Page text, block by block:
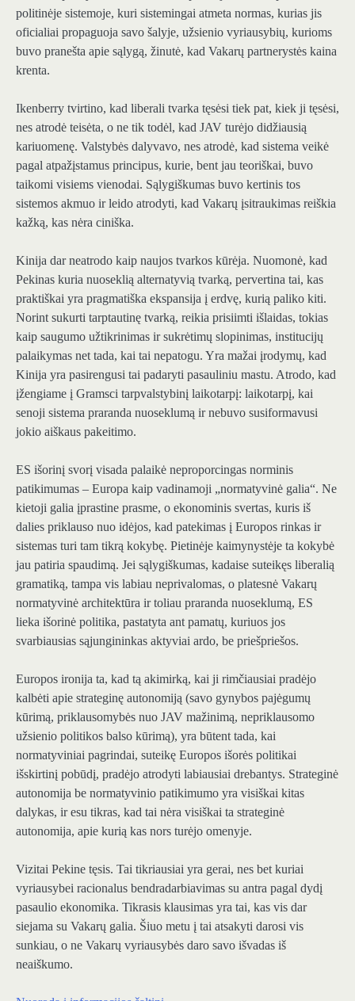
politinėje sistemoje, kuri sistemingai atmeta normas, kurias jis
oficialiai propaguoja savo šalyje, užsienio vyriausybių, kurioms
buvo pranešta apie sąlygą, žinutė, kad Vakarų partnerystės kaina
krenta.
Ikenberry tvirtino, kad liberali tvarka tęsėsi tiek pat, kiek ji tęsėsi,
nes atrodė teisėta, o ne tik todėl, kad JAV turėjo didžiausią
kariuomenę. Valstybės dalyvavo, nes atrodė, kad sistema veikė
pagal atpažįstamus principus, kurie, bent jau teoriškai, buvo
taikomi visiems vienodai. Sąlygiškumas buvo kertinis tos
sistemos akmuo ir leido atrodyti, kad Vakarų įsitraukimas reiškia
kažką, kas nėra ciniška.
Kinija dar neatrodo kaip naujos tvarkos kūrėja. Nuomonė, kad
Pekinas kuria nuoseklią alternatyvią tvarką, pervertina tai, kas
praktiškai yra pragmatiška ekspansija į erdvę, kurią paliko kiti.
Norint sukurti tarptautinę tvarką, reikia prisiimti išlaidas, tokias
kaip saugumo užtikrinimas ir sukrėtimų slopinimas, institucijų
palaikymas net tada, kai tai nepatogu. Yra mažai įrodymų, kad
Kinija yra pasirengusi tai padaryti pasauliniu mastu. Atrodo, kad
įžengiame į Gramsci tarpvalstybinį laikotarpį: laikotarpį, kai
senoji sistema praranda nuoseklumą ir nebuvo susiformavusi
jokio aiškaus pakeitimo.
ES išorinį svorį visada palaikė neproporcingas norminis
patikimumas – Europa kaip vadinamoji „normatyvinė galia“. Ne
kietoji galia įprastine prasme, o ekonominis svertas, kuris iš
dalies priklauso nuo idėjos, kad patekimas į Europos rinkas ir
sistemas turi tam tikrą kokybę. Pietinėje kaimynystėje ta kokybė
jau patiria spaudimą. Jei sąlygiškumas, kadaise suteikęs liberalią
gramatiką, tampa vis labiau neprivalomas, o platesnė Vakarų
normatyvinė architektūra ir toliau praranda nuoseklumą, ES
lieka išorinė politika, pastatyta ant pamatų, kuriuos jos
svarbiausias sąjungininkas aktyviai ardo, be priešpriešos.
Europos ironija ta, kad tą akimirką, kai ji rimčiausiai pradėjo
kalbėti apie strateginę autonomiją (savo gynybos pajėgumų
kūrimą, priklausomybės nuo JAV mažinimą, nepriklausomo
užsienio politikos balso kūrimą), yra būtent tada, kai
normatyviniai pagrindai, suteikę Europos išorės politikai
išskirtinį pobūdį, pradėjo atrodyti labiausiai drebantys. Strateginė
autonomija be normatyvinio patikimumo yra visiškai kitas
dalykas, ir esu tikras, kad tai nėra visiškai ta strateginė
autonomija, apie kurią kas nors turėjo omenyje.
Vizitai Pekine tęsis. Tai tikriausiai yra gerai, nes bet kuriai
vyriausybei racionalus bendradarbiavimas su antra pagal dydį
pasaulio ekonomika. Tikrasis klausimas yra tai, kas vis dar
siejama su Vakarų galia. Šiuo metu į tai atsakyti darosi vis
sunkiau, o ne Vakarų vyriausybės daro savo išvadas iš
neaiškumo.